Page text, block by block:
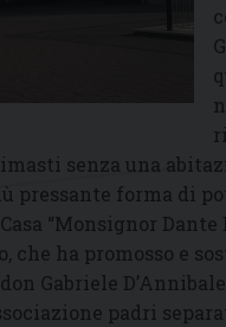
senza una
pressante forma di
“Monsignor
che ha promosso e
Gabriele
padri